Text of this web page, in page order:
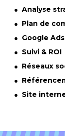
Analyse
Plan de
Google
Suivi & ROI
Réseaux
Site